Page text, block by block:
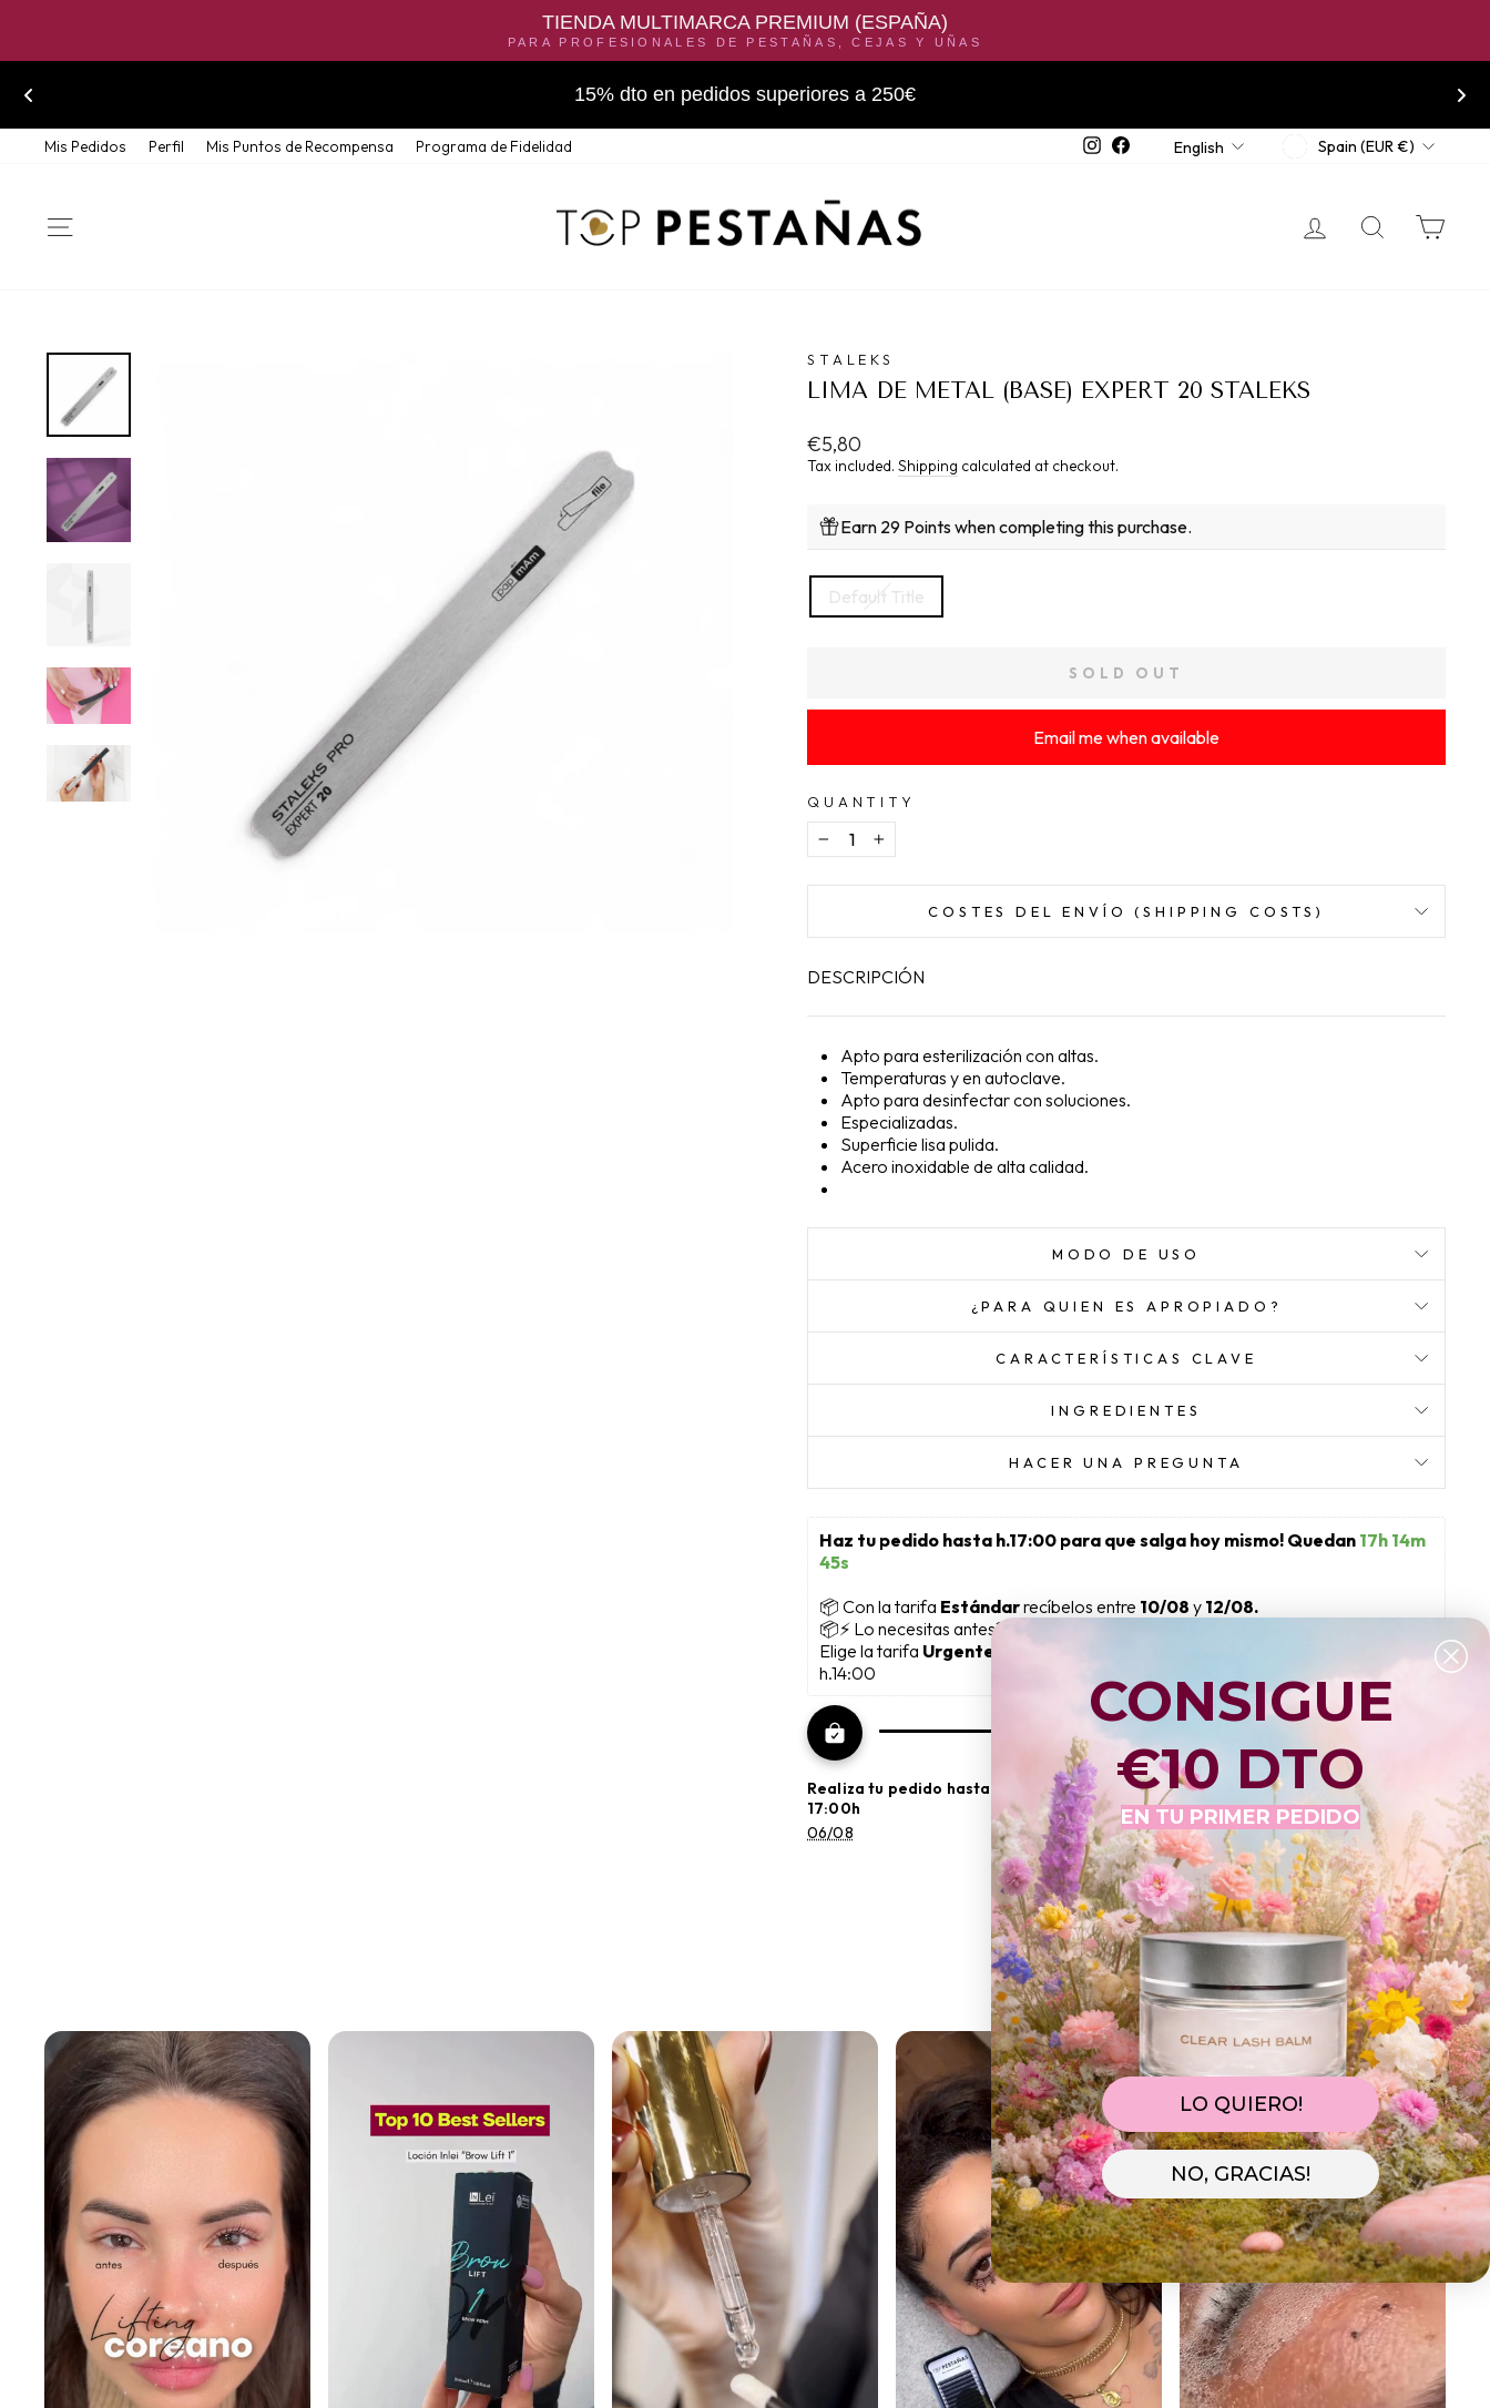
TIENDA MULTIMARCA PREMIUM (ESPAÑA)
PARA PROFESIONALES DE PESTAÑAS, CEJAS Y UÑAS
15% dto en pedidos superiores a 250€
Mis Pedidos Perfil Mis Puntos de Recompensa Programa de Fidelidad InstagramFacebookLANGUAGE
English CURRENCY
Spain (EUR €)
LOG INSEARCH
STALEKS
LIMA DE METAL (BASE) EXPERT 20 STALEKS
Regular
price
€5,80
Tax included. Shipping calculated at checkout.
Earn 29 Points when completing this purchase.
TITLE
Default Title
SOLD OUT
Email me when available
QUANTITY
− +
COSTES DEL ENVÍO (SHIPPING COSTS)
DESCRIPCIÓN
Apto para esterilización con altas.
Temperaturas y en autoclave.
Apto para desinfectar con soluciones.
Especializadas.
Superficie lisa pulida.
Acero inoxidable de alta calidad.
MODO DE USO
¿PARA QUIEN ES APROPIADO?
CARACTERÍSTICAS CLAVE
INGREDIENTES
HACER UNA PREGUNTA
Haz tu pedido hasta h.17:00 para que salga hoy mismo! Quedan 17h 14m
44s
📦 Con la tarifa Estándar recíbelos entre 10/08 y 12/08.
📦⚡ Lo necesitas antes?
Elige la tarifa Urgente14.
h.14:00
Realiza tu pedido hasta
17:00h
06/08
Lo preparamos
07/08
Te llegará con Tarifa
Estándar
10/08 - 12/08
CONSIGUE
€10 DTO
EN TU PRIMER PEDIDO
LO QUIERO!
NO, GRACIAS!